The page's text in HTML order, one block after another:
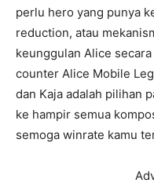
perlu hero yang punya
reduction, atau
keunggulan Alice
counter Alice Mobile
dan Kaja adalah pilihan
ke hampir semua
semoga winrate kamu